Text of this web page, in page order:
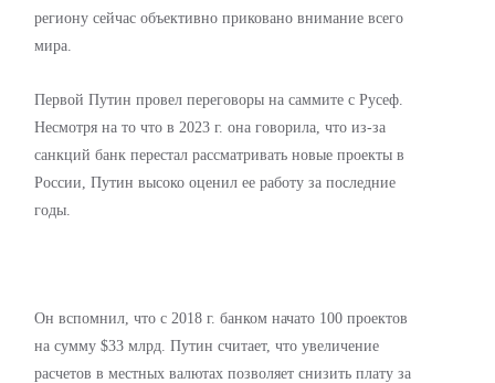
региону сейчас объективно приковано внимание всего
мира.
Первой Путин провел переговоры на саммите с Русеф.
Несмотря на то что в 2023 г. она говорила, что из-за
санкций банк перестал рассматривать новые проекты в
России, Путин высоко оценил ее работу за последние
годы.
Он вспомнил, что с 2018 г. банком начато 100 проектов
на сумму $33 млрд. Путин считает, что увеличение
расчетов в местных валютах позволяет снизить плату за